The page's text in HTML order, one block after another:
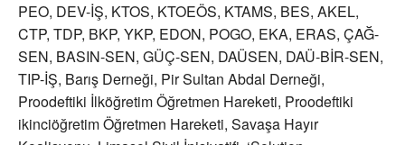
PEO, DEV-İŞ, KTOS, KTOEÖS, KTAMS, BES, AKEL,
CTP, TDP, BKP, YKP, EDON, POGO, EKA, ERAS, ÇAĞ-
SEN, BASIN-SEN, GÜÇ-SEN, DAÜSEN, DAÜ-BİR-SEN,
TIP-İŞ, Barış Derneği, Pir Sultan Abdal Derneği,
Proodeftiki İlköğretim Öğretmen Hareketi, Proodeftiki
ikinciöğretim Öğretmen Hareketi, Savaşa Hayır